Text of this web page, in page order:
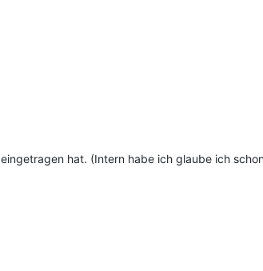
hat. (Intern habe ich glaube ich